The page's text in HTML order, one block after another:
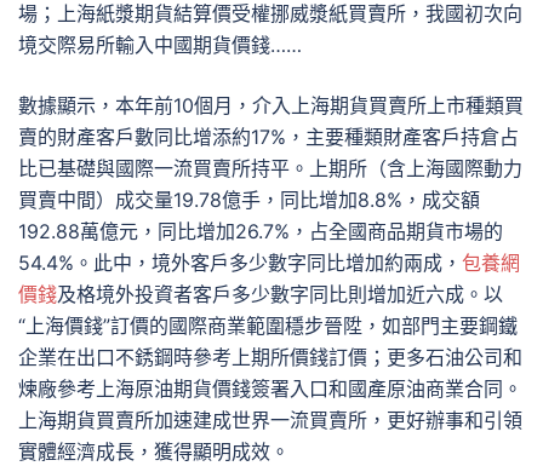
場；上海紙漿期貨結算價受權挪威漿紙買賣所，我國初次向
境交際易所輸入中國期貨價錢……
數據顯示，本年前10個月，介入上海期貨買賣所上市種類買
賣的財產客戶數同比增添約17%，主要種類財產客戶持倉占
比已基礎與國際一流買賣所持平。上期所（含上海國際動力
買賣中間）成交量19.78億手，同比增加8.8%，成交額
192.88萬億元，同比增加26.7%，占全國商品期貨市場的
54.4%。此中，境外客戶多少數字同比增加約兩成， 包養網
價錢及格境外投資者客戶多少數字同比則增加近六成。以
“上海價錢”訂價的國際商業範圍穩步晉陞，如部門主要鋼鐵
企業在出口不銹鋼時參考上期所價錢訂價；更多石油公司和
煉廠參考上海原油期貨價錢簽署入口和國產原油商業合同。
上海期貨買賣所加速建成世界一流買賣所，更好辦事和引領
實體經濟成長，獲得顯明成效。